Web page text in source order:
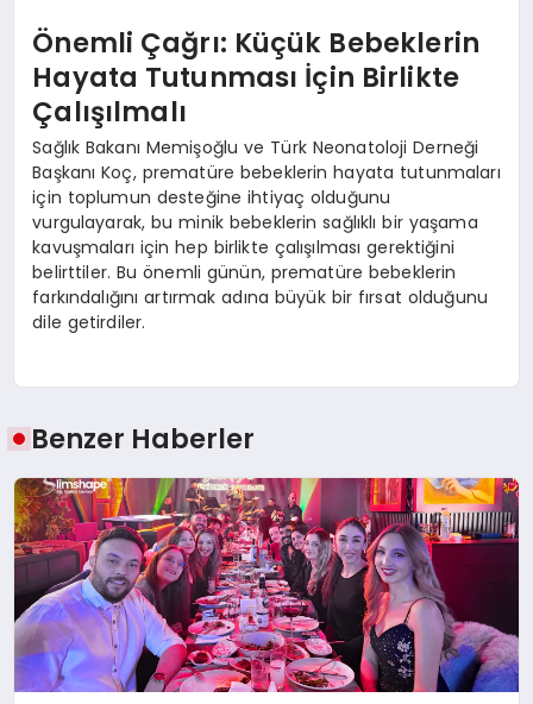
Önemli Çağrı: Küçük Bebeklerin
Hayata Tutunması İçin Birlikte
Çalışılmalı
Sağlık Bakanı Memişoğlu ve Türk Neonatoloji Derneği
Başkanı Koç, prematüre bebeklerin hayata tutunmaları
için toplumun desteğine ihtiyaç olduğunu
vurgulayarak, bu minik bebeklerin sağlıklı bir yaşama
kavuşmaları için hep birlikte çalışılması gerektiğini
belirttiler. Bu önemli günün, prematüre bebeklerin
farkındalığını artırmak adına büyük bir fırsat olduğunu
dile getirdiler.
Benzer Haberler